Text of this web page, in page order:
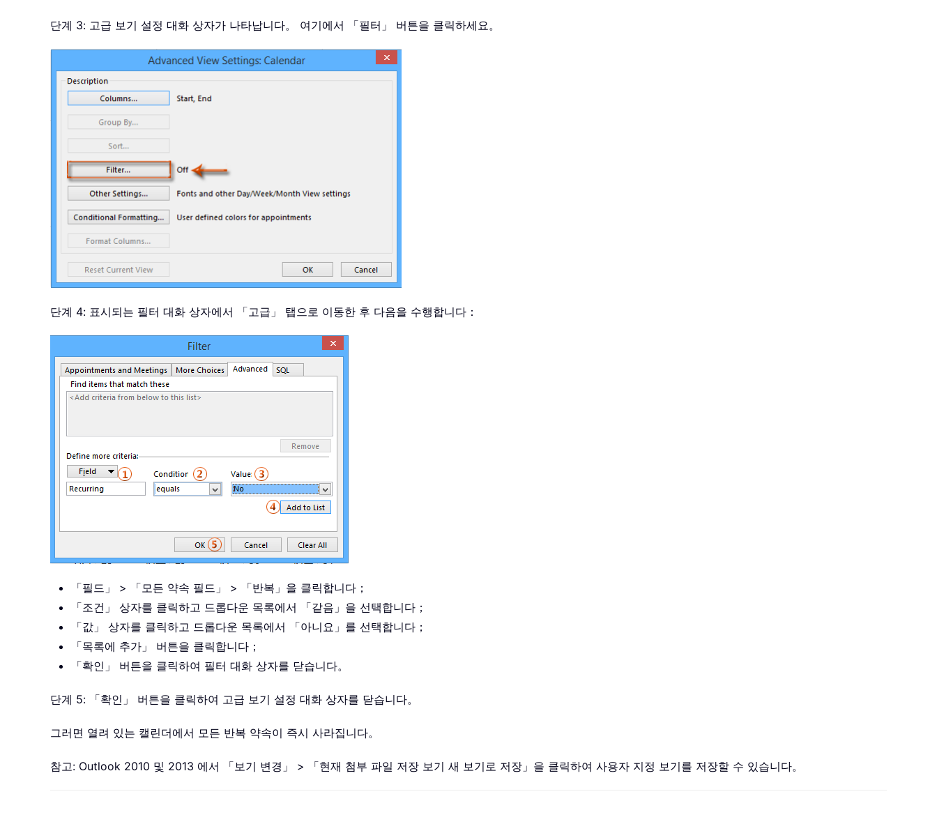
단계 3: 고급 보기 설정 대화 상자가 나타납니다。 여기에서 「필터」 버튼을 클릭하세요。
단계 4: 표시되는 필터 대화 상자에서 「고급」 탭으로 이동한 후 다음을 수행합니다：
「필드」 > 「모든 약속 필드」 > 「반복」을 클릭합니다；
「조건」 상자를 클릭하고 드롭다운 목록에서 「같음」을 선택합니다；
「값」 상자를 클릭하고 드롭다운 목록에서 「아니요」를 선택합니다；
「목록에 추가」 버튼을 클릭합니다；
「확인」 버튼을 클릭하여 필터 대화 상자를 닫습니다。
단계 5: 「확인」 버튼을 클릭하여 고급 보기 설정 대화 상자를 닫습니다。
그러면 열려 있는 캘린더에서 모든 반복 약속이 즉시 사라집니다。
참고: Outlook 2010 및 2013 에서 「보기 변경」 > 「현재 첨부 파일 저장 보기 새 보기로 저장」을 클릭하여 사용자 지정 보기를 저장할 수 있습니다。